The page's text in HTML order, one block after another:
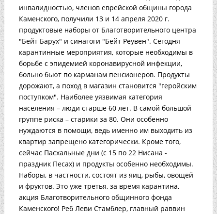
инвалидностью, членов еврейской общины города
Каменского, получили 13 и 14 апреля 2020 г.
продуктовые наборы от Благотворительного центра
"Бейт Барух" и синагоги "Бейт Реувен". Сегодня
карантинные мероприятия, которые необходимы в
борьбе с эпидемией коронавирусной инфекции,
больно бьют по карманам пенсионеров. Продукты
дорожают, а поход в магазин становится "геройским
поступком". Наиболее уязвимая категория
населения – люди старше 60 лет. В самой большой
группе риска – старики за 80. Они особенно
нуждаются в помощи, ведь именно им выходить из
квартир запрещено категорически. Кроме того,
сейчас Пасхальные дни (с 15 по 22 Нисана -
праздник Песах) и продукты особенно необходимы.
Наборы, в частности, состоят из яиц, рыбы, овощей
и фруктов. Это уже третья, за время карантина,
акция Благотворительного общинного фонда
Каменского! Реб Леви Стамблер, главный раввин